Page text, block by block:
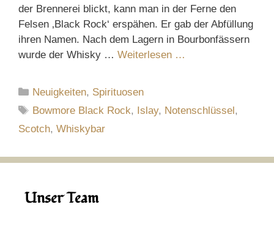
der Brennerei blickt, kann man in der Ferne den
Felsen ‚Black Rock‘ erspähen. Er gab der Abfüllung
ihren Namen. Nach dem Lagern in Bourbonfässern
wurde der Whisky … Weiterlesen …
Kategorien
Neuigkeiten, Spirituosen
Schlagwörter
Bowmore Black Rock, Islay, Notenschlüssel,
Scotch, Whiskybar
Unser Team